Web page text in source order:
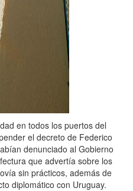
en todos los puertos del
el decreto de Federico
denunciado al Gobierno
que advertía sobre los
sin prácticos, además de
diplomático con Uruguay.